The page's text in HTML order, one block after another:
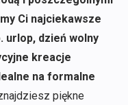
Ci najciekawsze
urlop, dzień wolny
kreacje
na formalne
piękne